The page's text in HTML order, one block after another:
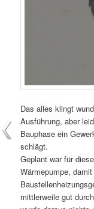
Das alles klingt
Ausführung, aber
Bauphase ein
schlägt.
Geplant war für
Wärmepumpe,
mittlerweile gut